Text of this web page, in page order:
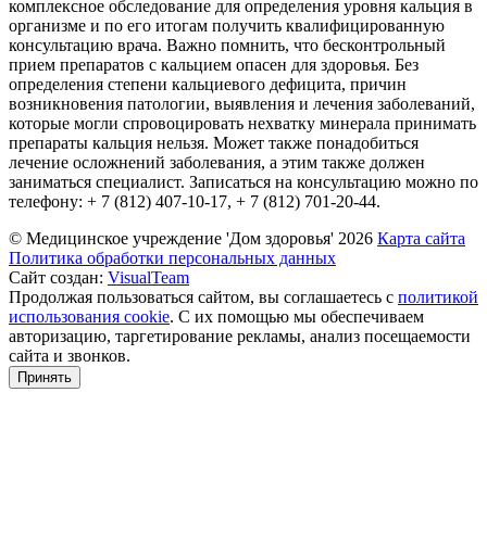
комплексное обследование для определения уровня кальция в
организме и по его итогам получить квалифицированную
консультацию врача. Важно помнить, что бесконтрольный
прием препаратов с кальцием опасен для здоровья. Без
определения степени кальциевого дефицита, причин
возникновения патологии, выявления и лечения заболеваний,
которые могли спровоцировать нехватку минерала принимать
препараты кальция нельзя. Может также понадобиться
лечение осложнений заболевания, а этим также должен
заниматься специалист. Записаться на консультацию можно по
телефону: + 7 (812) 407-10-17, + 7 (812) 701-20-44.
© Медицинское учреждение 'Дом здоровья' 2026 Карта сайта
Политика обработки персональных данных
Сайт создан: VisualTeam
Продолжая пользоваться сайтом, вы соглашаетесь с политикой
использования cookie. С их помощью мы обеспечиваем
авторизацию, таргетирование рекламы, анализ посещаемости
сайта и звонков.
Принять